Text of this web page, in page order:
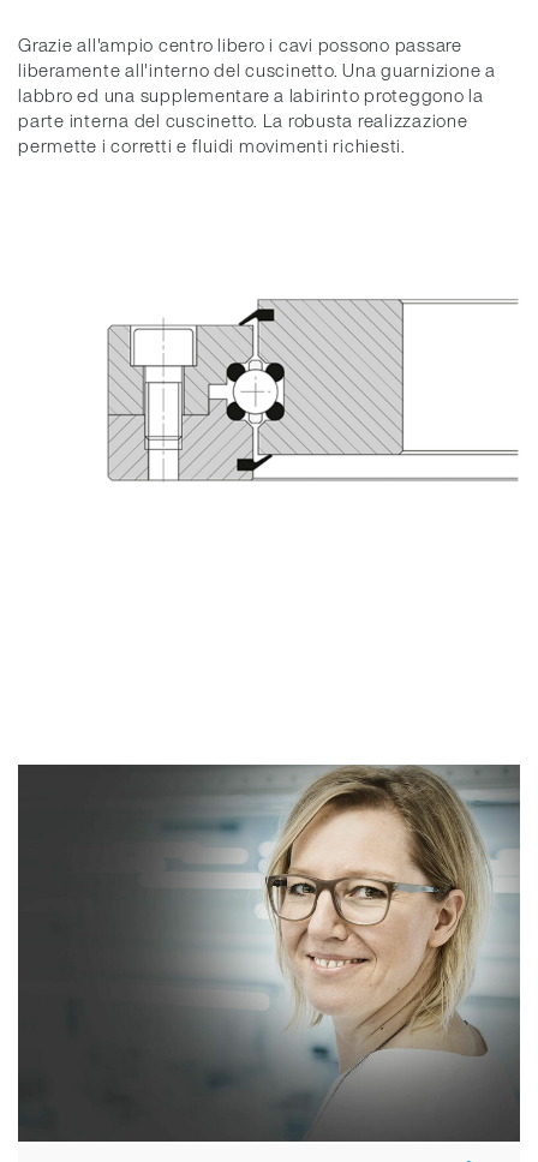
Grazie all'ampio centro libero i cavi possono passare
liberamente all'interno del cuscinetto. Una guarnizione a
labbro ed una supplementare a labirinto proteggono la
parte interna del cuscinetto. La robusta realizzazione
permette i corretti e fluidi movimenti richiesti.